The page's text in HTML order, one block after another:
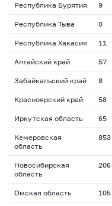
Республика Бурятия 9
Республика Тыва 0
Республика Хакасия 11
Алтайский край 57
Забайкальский край 8
Красноярский край 58
Иркутская область 65
Кемеровская
область
853
Новосибирская
область
206
Омская область 105